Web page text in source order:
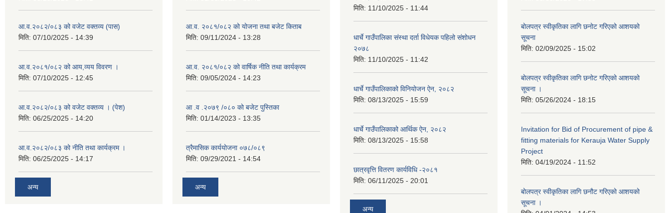
आ.व.२०८२/०८३ को वजेट वक्तव्य (पास)
मिति: 07/10/2025 - 14:39
आ.व.२०८१/०८२ को आय,व्यय विवरण ।
मिति: 07/10/2025 - 12:45
आ.व.२०८२/०८३ को वजेट वक्तव्य । (पेश)
मिति: 06/25/2025 - 14:20
आ.व.२०८२/०८३ को नीति तथा कार्यक्रम ।
मिति: 06/25/2025 - 14:17
अन्य
आ.व. २०८१/०८२ को योजना तथा बजेट किताब
मिति: 09/11/2024 - 13:28
आ.व. २०८१/०८२ को वार्षिक नीति तथा कार्यक्रम
मिति: 09/05/2024 - 14:23
आ .व .२०७९ /०८० को बजेट पुस्तिका
मिति: 01/14/2023 - 13:35
त्रैमासिक कार्ययोजना ०७८/०८९
मिति: 09/29/2021 - 14:54
अन्य
मिति: 11/10/2025 - 11:44
धार्चे गाउँपालिका संस्था दर्ता विधेयक पहिलो संशोधन
२०७८
मिति: 11/10/2025 - 11:42
धार्चे गाउँपालिकाको विनियोजन ऐन, २०८२
मिति: 08/13/2025 - 15:59
धार्चे गाउँपालिकाको आर्थिक ऐन, २०८२
मिति: 08/13/2025 - 15:58
छात्रवृत्ति वितरण कार्यविधि -२०८१
मिति: 06/11/2025 - 20:01
अन्य
बोलपत्र स्वीकृतिका लागि छनोट गरिएको आशयको
सूचना
मिति: 02/09/2025 - 15:02
बोलपत्र स्वीकृतिका लागि छनोट गरिएको आशयको
सूचना ।
मिति: 05/26/2024 - 18:15
Invitation for Bid of Procurement of pipe &
fitting materials for Kerauja Water Supply
Project
मिति: 04/19/2024 - 11:52
बोलपत्र स्वीकृतिका लागि छनौट गरिएको आशयको
सूचना ।